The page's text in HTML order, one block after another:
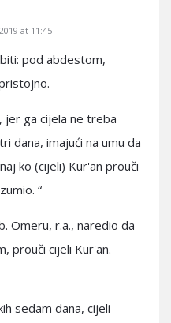
at 11:45
pod abdestom,
jer ga cijela ne treba
dana, imajući na umu da
ko (cijeli) Kur'an prouči
“
Omeru, r.a., naredio da
prouči cijeli Kur'an.
sedam dana, cijeli